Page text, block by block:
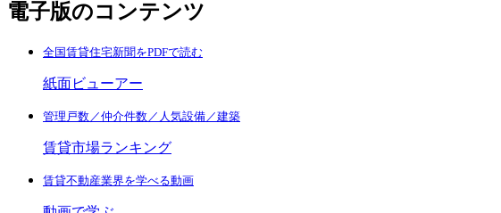
電子版のコンテンツ
全国賃貸住宅新聞をPDFで読む
紙面ビューアー
管理戸数／仲介件数／人気設備／建築
賃貸市場ランキング
賃貸不動産業界を学べる動画